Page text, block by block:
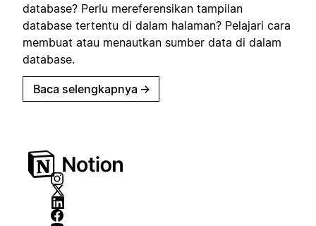
database? Perlu mereferensikan tampilan
database tertentu di dalam halaman? Pelajari cara
membuat atau menautkan sumber data di dalam
database.
Baca selengkapnya →